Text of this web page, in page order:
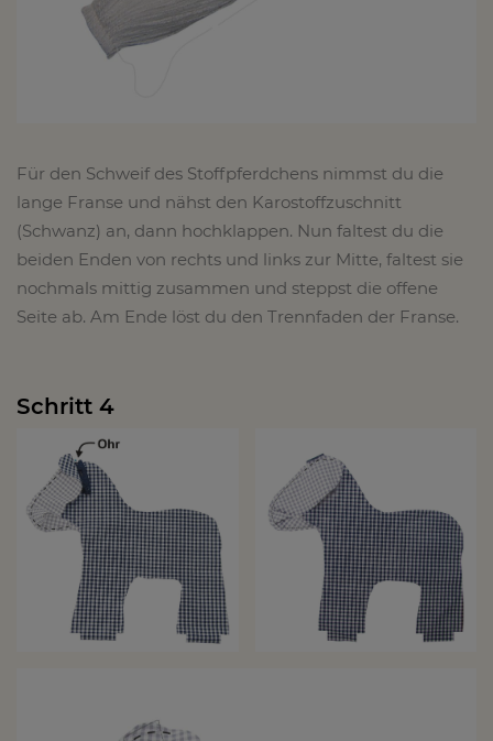
Für den Schweif des Stoffpferdchens nimmst du die
lange Franse und nähst den Karostoffzuschnitt
(Schwanz) an, dann hochklappen. Nun faltest du die
beiden Enden von rechts und links zur Mitte, faltest sie
nochmals mittig zusammen und steppst die offene
Seite ab. Am Ende löst du den Trennfaden der Franse.
Schritt 4